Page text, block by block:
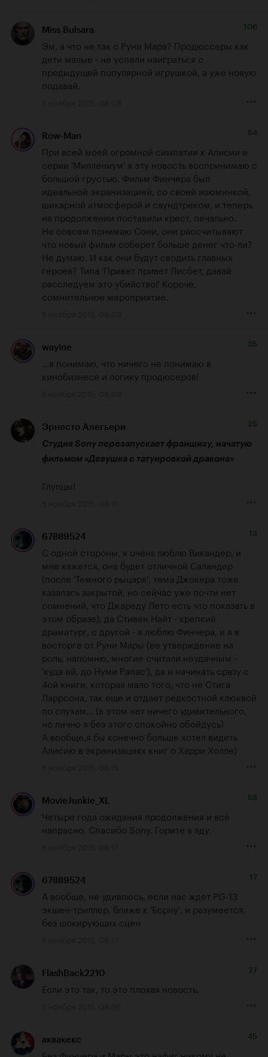
Miss Bulsara 106
Эм, а что не так с Руни Мара? Продюссеры как
дети малые - не успели наиграться с
предыдущей популярной игрушкой, а уже новую
подавай.
Row-Man 54
При всей моей огромной симпатии к Алисии и
серии 'Миллениум' я эту новость воспринимаю с
большой грустью. Фильм Финчера был
идеальной экранизацией, со своей изюминкой,
шикарной атмосферой и саундтреком, и теперь
на продолжении поставили крест, печально.
Не совсем понимаю Сони, они рассчитывают
что новый фильм соберет больше денег что-ли?
Не думаю. И как они будут сводить главных
героев? Типа 'Привет привет Лисбет, давай
расследуем это убийство!' Короче,
сомнительное мероприятие.
wayine 35
...я понимаю, что ничего не понимаю в
кинобизнесе и логику продюсеров!
Эрнесто Алегьери 25
Студия Sony перезапускает франшизу, начатую
фильмом «Девушка с татуировкой дракона»
Глупцы!
67889524 13
С одной стороны, я очень люблю Викандер, и
мне кажется, она будет отличной Саландер
(после 'Темного рыцаря', тема Джокера тоже
казалась закрытой, но сейчас уже почти нет
сомнений, что Джареду Лето есть что показать в
этом образе), да Стивен Найт - крепкий
драматург, с другой - я люблю Финчера, и я в
восторге от Руни Мары (ее утверждение на
роль, напомню, многие считали неудачным -
'куда ей, до Нуми Рапас'), да и начинать сразу с
4ой книги, которая мало того, что не Стига
Ларрсона, так еще и отдает редкостной клюквой
по слухам... (в этом нет ничего удивительного,
но лично я без этого спокойно обойдусь)
А вообще,я бы конечно больше хотел видеть
Алисию в экранизациях книг о Харри Холле)
MovieJunkie_XL 58
Четыре года ожидания продолжения и всё
напрасно. Спасибо Sony. Горите в аду.
67889524 17
А вообще, не удивлюсь, если нас ждет PG-13
экшен-триллер, ближе к 'Борну', и разумеется,
без шокирующих сцен
FlashBack2210 27
Если это так, то это плохая новость.
аквакекс 45